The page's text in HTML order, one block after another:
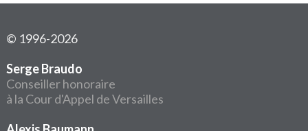
© 1996-2026
Serge Braudo
Conseiller honoraire
à la Cour d'Appel de Versailles